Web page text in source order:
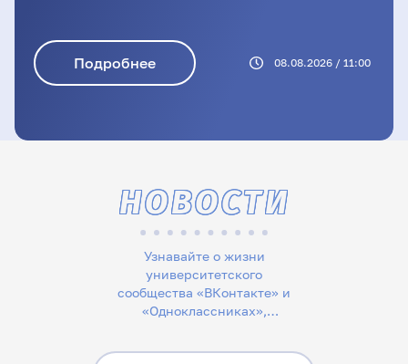
Подробнее 08.08.2026 / 11:00
Узнавайте о жизни
университетского
сообщества «ВКонтакте» и
«Одноклассниках»,
НОВОСТИ